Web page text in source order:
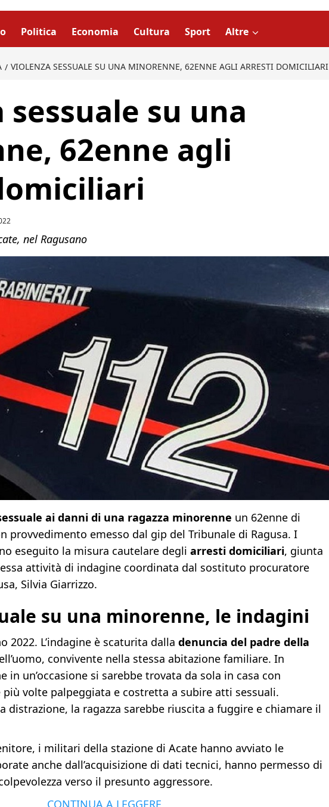
Politica Economia Cultura Sport Altre
VIOLENZA SESSUALE SU UNA MINORENNE, 62ENNE AGLI ARRESTI DOMICILIARI
sessuale su una
62enne agli
nel Ragusano
ai danni di una ragazza minorenne un 62enne di
provvedimento emesso dal gip del Tribunale di Ragusa. I
eseguito la misura cautelare degli arresti domiciliari, giunta
attività di indagine coordinata dal sostituto procuratore
Silvia Giarrizzo.
su una minorenne, le indagini
L’indagine è scaturita dalla denuncia del padre della
convivente nella stessa abitazione familiare. In
in un’occasione si sarebbe trovata da sola in casa con
più volte palpeggiata e costretta a subire atti sessuali.
distrazione, la ragazza sarebbe riuscita a fuggire e chiamare il
i militari della stazione di Acate hanno avviato le
anche dall’acquisizione di dati tecnici, hanno permesso di
verso il presunto aggressore.
CONTINUA A LEGGERE